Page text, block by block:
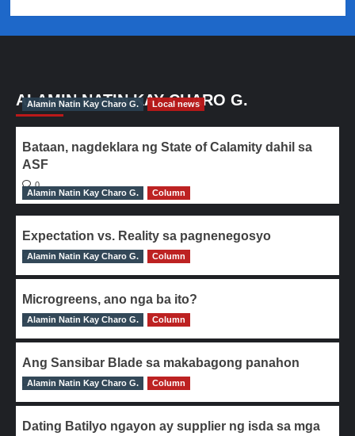
ALAMIN NATIN KAY CHARO G.
Alamin Natin Kay Charo G. Local news
Bataan, nagdeklara ng State of Calamity dahil sa
ASF
0
Alamin Natin Kay Charo G.
Column
Expectation vs. Reality sa pagnenegosyo
0
Alamin Natin Kay Charo G. Column
Microgreens, ano nga ba ito?
0
Alamin Natin Kay Charo G. Column
Ang Sansibar Blade sa makabagong panahon
0
Alamin Natin Kay Charo G. Column
Dating Batilyo ngayon ay supplier ng isda sa mga